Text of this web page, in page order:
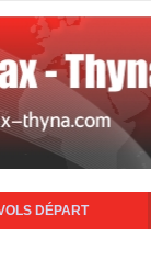
DÉPART